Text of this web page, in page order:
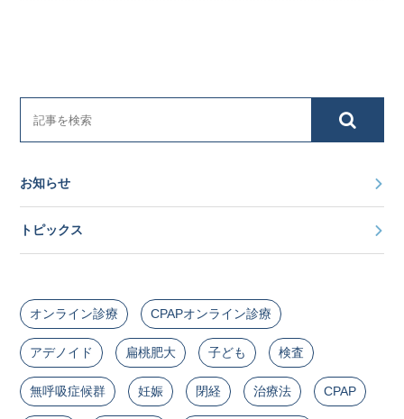
お知らせ
トピックス
オンライン診療 CPAPオンライン診療
アデノイド 扁桃肥大 子ども 検査
無呼吸症候群 妊娠 閉経 治療法 CPAP